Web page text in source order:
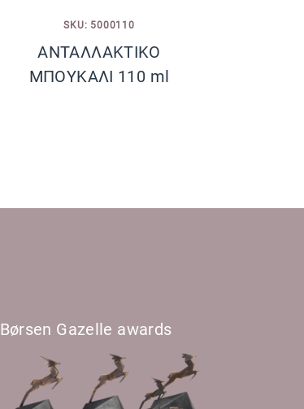
SKU: 5000110
ΑΝΤΑΛΛΑΚΤΙΚΟ
ΜΠΟΥΚΑΛΙ 110 ml
Børsen Gazelle awards